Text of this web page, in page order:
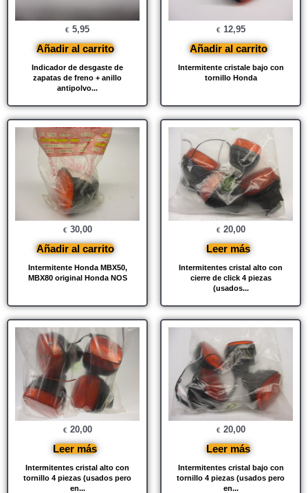
Indicador de desgaste de
zapatas de freno + anillo
antipolvo...
€ 5,95
Añadir al carrito
Intermitente cristale bajo con
tornillo Honda
€ 12,95
Añadir al carrito
Intermitente Honda MBX50,
MBX80 original Honda NOS
€ 30,00
Añadir al carrito
Intermitentes cristal alto con
cierre de click 4 piezas
(usados...
€ 20,00
Leer más
Intermitentes cristal alto con
tornillo 4 piezas (usados ​​pero
en...
€ 20,00
Leer más
Intermitentes cristal bajo con
tornillo 4 piezas (usados ​​pero
en...
€ 20,00
Leer más